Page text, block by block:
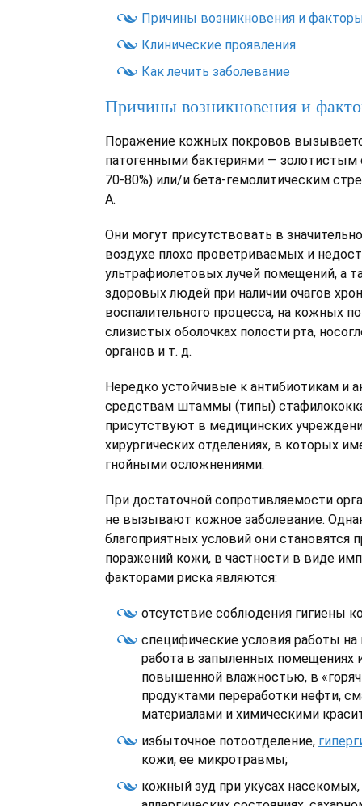
Причины возникновения и
Клинические проявления
Как лечить заболевание
Причины возникновения и
Поражение кожных покровов
патогенными бактериями — золотистым
70-80%) или/и бета-гемолитическим
А.
Они могут присутствовать в
воздухе плохо проветриваемых и
ультрафиолетовых лучей помещений, а
здоровых людей при наличии очагов
воспалительного процесса, на кожных
слизистых оболочках полости рта,
органов и т. д.
Нередко устойчивые к антибиотикам и
средствам штаммы (типы)
присутствуют в медицинских
хирургических отделениях, в которых
гнойными осложнениями.
При достаточной сопротивляемости
не вызывают кожное заболевание.
благоприятных условий они становятся
поражений кожи, в частности в виде
факторами риска являются:
отсутствие соблюдения гигиены
специфические условия работы
работа в запыленных помещениях
повышенной влажностью, в
продуктами переработки нефти,
материалами и химическими
избыточное потоотделение,
кожи, ее микротравмы;
кожный зуд при укусах